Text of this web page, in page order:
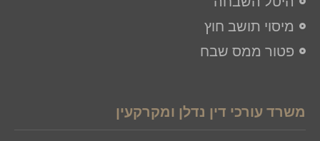
מיסוי תושב חוץ
פטור ממס שבח
משרד עורכי דין נדלן ומקרקעין